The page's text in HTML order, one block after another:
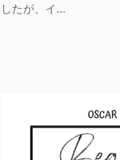
したが、イ…